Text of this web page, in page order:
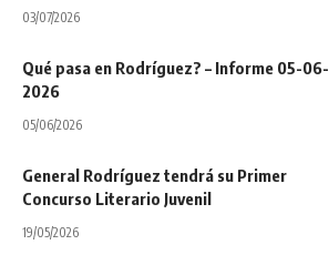
03/07/2026
Qué pasa en Rodríguez? – Informe 05-06-
2026
05/06/2026
General Rodríguez tendrá su Primer
Concurso Literario Juvenil
19/05/2026